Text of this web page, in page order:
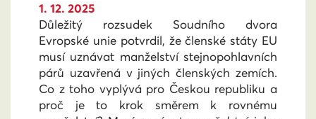
1. 12. 2025
Důležitý rozsudek Soudního dvora
Evropské unie potvrdil, že členské státy EU
musí uznávat manželství stejnopohlavních
párů uzavřená v jiných členských zemích.
Co z toho vyplývá pro Českou republiku a
proč je to krok směrem k rovnému